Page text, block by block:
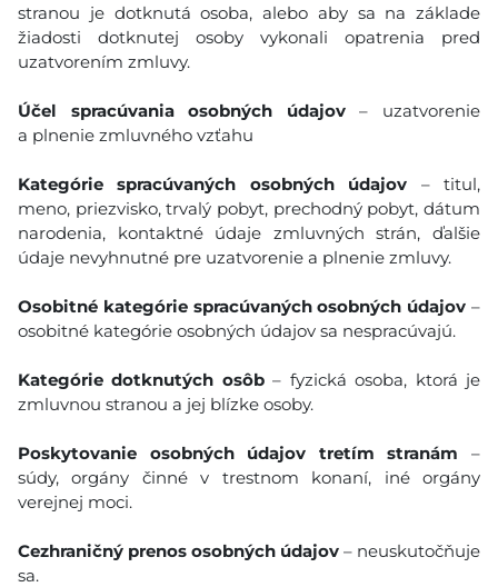
stranou je dotknutá osoba, alebo aby sa na základe
žiadosti dotknutej osoby vykonali opatrenia pred
uzatvorením zmluvy.
Účel spracúvania osobných údajov– uzatvorenie
a plnenie zmluvného vzťahu
Kategórie spracúvaných osobných údajov – titul,
meno, priezvisko, trvalý pobyt, prechodný pobyt, dátum
narodenia, kontaktné údaje zmluvných strán, ďalšie
údaje nevyhnutné pre uzatvorenie a plnenie zmluvy.
Osobitné kategórie spracúvaných osobných údajov –
osobitné kategórie osobných údajov sa nespracúvajú.
Kategórie dotknutých osôb– fyzická osoba, ktorá je
zmluvnou stranou a jej blízke osoby.
Poskytovanie osobných údajov tretím stranám –
súdy, orgány činné v trestnom konaní, iné orgány
verejnej moci.
Cezhraničný prenos osobných údajov – neuskutočňuje
sa.